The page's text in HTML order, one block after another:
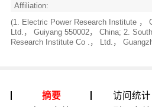
Affiliation:
(1. Electric Power Research Institute ，
Ltd.， Guiyang 550002， China; 2.
Research Institute Co .， Ltd.，
摘要 访问统计